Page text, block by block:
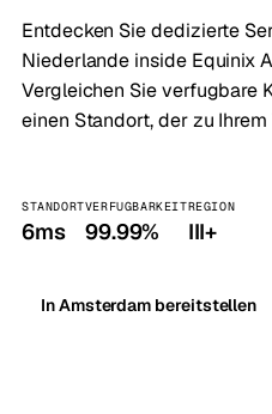
Entdecken Sie dedizierte
Niederlande inside Equinix
Vergleichen Sie verfugbare
einen Standort, der zu
STANDORT
6ms
VERFUGBARKEIT
99.99%
REGION
III+
In Amsterdam bereitstellen